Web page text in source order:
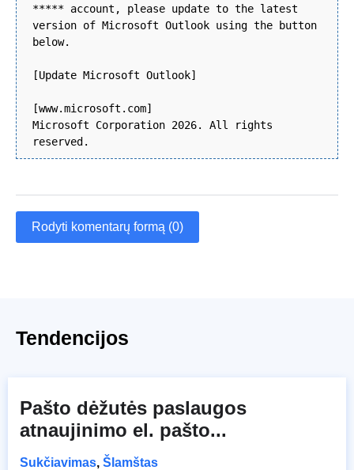
***** account, please update to the latest
version of Microsoft Outlook using the button
below.
[Update Microsoft Outlook]
[www.microsoft.com]
Microsoft Corporation 2026. All rights
reserved.
Rodyti komentarų formą (0)
Tendencijos
Pašto dėžutės paslaugos
atnaujinimo el. pašto...
Sukčiavimas, Šlamštas